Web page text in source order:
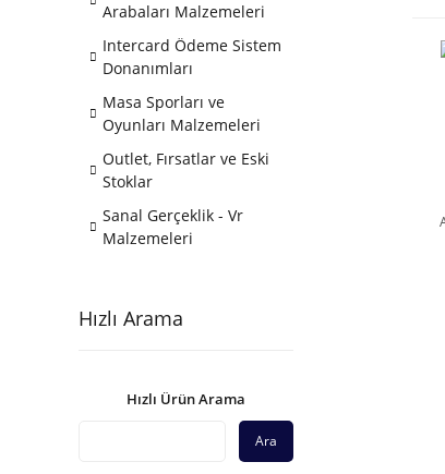
Arabaları Malzemeleri
Intercard Ödeme Sistem
Donanımları
Masa Sporları ve
Oyunları Malzemeleri
Outlet, Fırsatlar ve Eski
Stoklar
Sanal Gerçeklik - Vr
Malzemeleri
Hızlı Arama
Hızlı Ürün Arama
Ara